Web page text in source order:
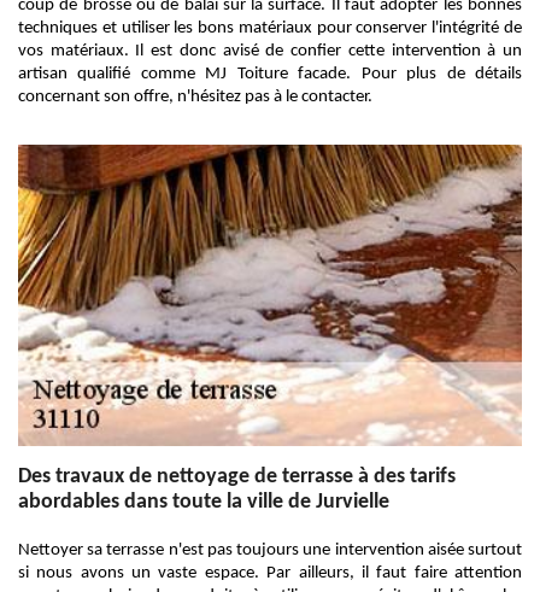
coup de brosse ou de balai sur la surface. Il faut adopter les bonnes
techniques et utiliser les bons matériaux pour conserver l'intégrité de
vos matériaux. Il est donc avisé de confier cette intervention à un
artisan qualifié comme MJ Toiture facade. Pour plus de détails
concernant son offre, n'hésitez pas à le contacter.
Des travaux de nettoyage de terrasse à des tarifs
abordables dans toute la ville de Jurvielle
Nettoyer sa terrasse n'est pas toujours une intervention aisée surtout
si nous avons un vaste espace. Par ailleurs, il faut faire attention